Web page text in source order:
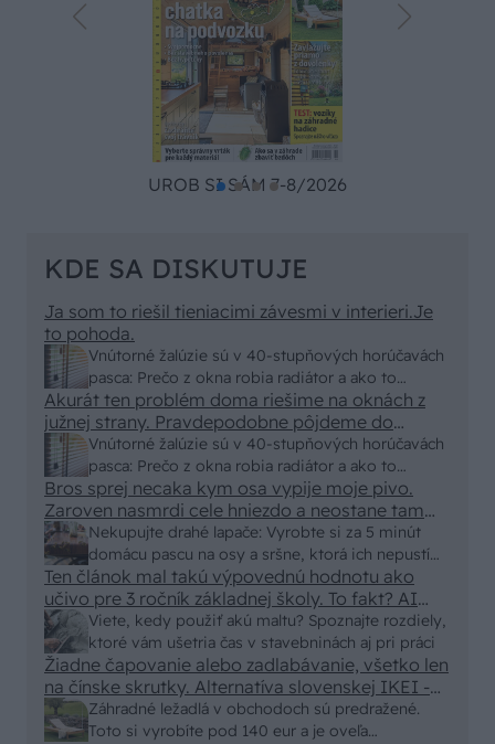
UROB SI SÁM 7-8/2026
KDE SA DISKUTUJE
Vnútorné žalúzie sú v 40-stupňových horúčavách
pasca: Prečo z okna robia radiátor a ako to
vyriešiť za pár eur?
Ja som to riešil tieniacimi závesmi v interieri.Je
to pohoda.
Vnútorné žalúzie sú v 40-stupňových horúčavách
pasca: Prečo z okna robia radiátor a ako to
vyriešiť za pár eur?
Akurát ten problém doma riešime na oknách z
južnej strany. Pravdepodobne pôjdeme do
vonkajšieho tienenia na spôsob markízy
250x150cm. Čínsky predajcovia idú okolo 100
eur kus.
Nekupujte drahé lapače: Vyrobte si za 5 minút
domácu pascu na osy a sršne, ktorá ich nepustí
von
Bros sprej necaka kym osa vypije moje pivo.
Zaroven nasmrdi cele hniezdo a neostane tam
nic zive. Vasa pasca naucinke moc efektivne.
Skor pritiahne slimaky
Viete, kedy použiť akú maltu? Spoznajte rozdiely,
ktoré vám ušetria čas v stavebninách aj pri práci
Ten článok mal takú výpovednú hodnotu ako
učivo pre 3 ročník základnej školy. To fakt? AI
alebo nejaka kniha z VŠ? Dnešné rychlotvrdnuce
malty - pevnosť 40 Mpa a doba schnutia tak 15
minut , k tomu vodotesné s kryštálikou. A rozdiel
- schnutie a zretie. Nič?
Záhradné ležadlá v obchodoch sú predražené.
Toto si vyrobíte pod 140 eur a je oveľa
Žiadne čapovanie alebo zadlabávanie, všetko len
na čínske skrutky. Alternatíva slovenskej IKEI -
čo sa týka pevnosti. Autor si nedal veľa námahy s
remeselným spracovaním, škoda. No lepšie než